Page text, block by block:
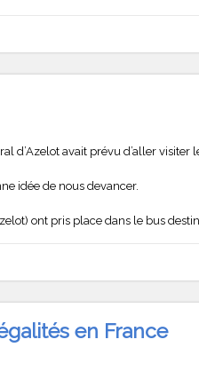
d’Azelot avait prévu d’aller visiter
idée de nous devancer.
ont pris place dans le bus
en France